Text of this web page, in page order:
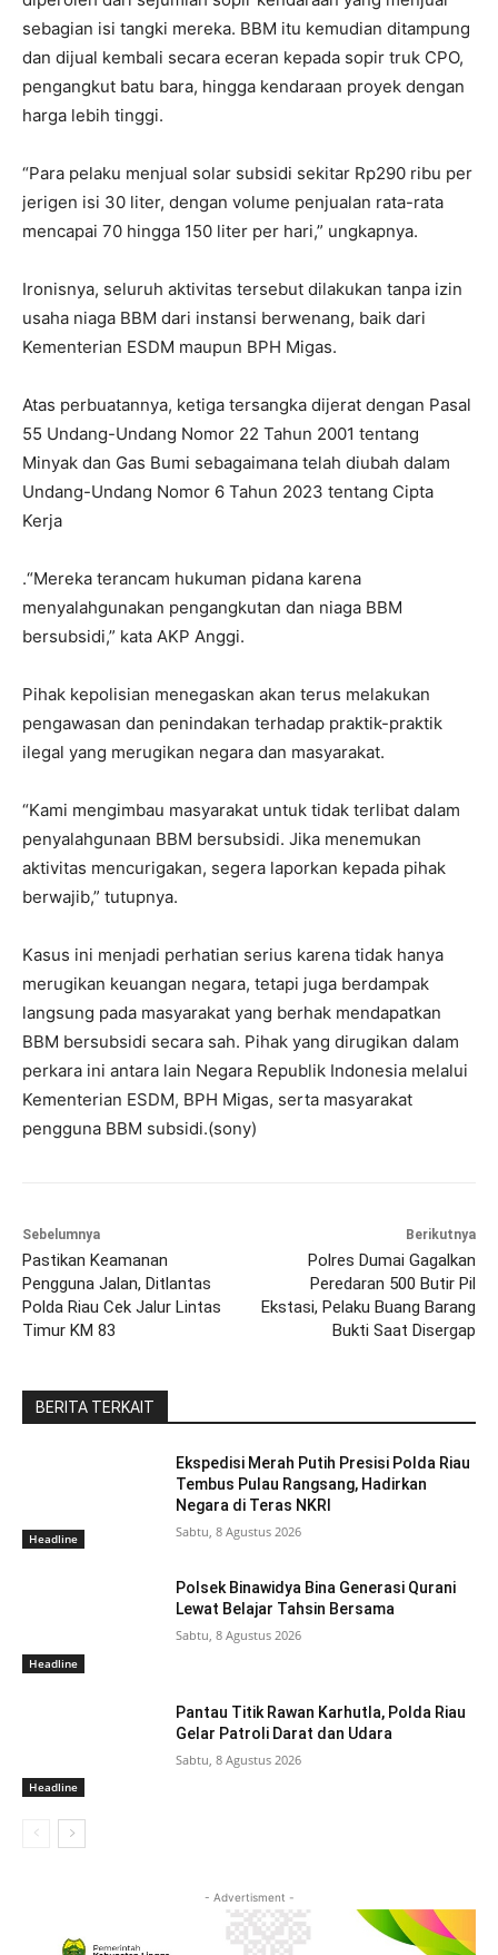
sebagian isi tangki mereka. BBM itu kemudian ditampung
dan dijual kembali secara eceran kepada sopir truk CPO,
pengangkut batu bara, hingga kendaraan proyek dengan
harga lebih tinggi.
“Para pelaku menjual solar subsidi sekitar Rp290 ribu per
jerigen isi 30 liter, dengan volume penjualan rata-rata
mencapai 70 hingga 150 liter per hari,” ungkapnya.
Ironisnya, seluruh aktivitas tersebut dilakukan tanpa izin
usaha niaga BBM dari instansi berwenang, baik dari
Kementerian ESDM maupun BPH Migas.
Atas perbuatannya, ketiga tersangka dijerat dengan Pasal
55 Undang-Undang Nomor 22 Tahun 2001 tentang
Minyak dan Gas Bumi sebagaimana telah diubah dalam
Undang-Undang Nomor 6 Tahun 2023 tentang Cipta
Kerja
.“Mereka terancam hukuman pidana karena
menyalahgunakan pengangkutan dan niaga BBM
bersubsidi,” kata AKP Anggi.
Pihak kepolisian menegaskan akan terus melakukan
pengawasan dan penindakan terhadap praktik-praktik
ilegal yang merugikan negara dan masyarakat.
“Kami mengimbau masyarakat untuk tidak terlibat dalam
penyalahgunaan BBM bersubsidi. Jika menemukan
aktivitas mencurigakan, segera laporkan kepada pihak
berwajib,” tutupnya.
Kasus ini menjadi perhatian serius karena tidak hanya
merugikan keuangan negara, tetapi juga berdampak
langsung pada masyarakat yang berhak mendapatkan
BBM bersubsidi secara sah. Pihak yang dirugikan dalam
perkara ini antara lain Negara Republik Indonesia melalui
Kementerian ESDM, BPH Migas, serta masyarakat
pengguna BBM subsidi.(sony)
Sebelumnya
Pastikan Keamanan
Pengguna Jalan, Ditlantas
Polda Riau Cek Jalur Lintas
Timur KM 83
Berikutnya
Polres Dumai Gagalkan
Peredaran 500 Butir Pil
Ekstasi, Pelaku Buang Barang
Bukti Saat Disergap
BERITA TERKAIT
Headline
Ekspedisi Merah Putih Presisi Polda Riau
Tembus Pulau Rangsang, Hadirkan
Negara di Teras NKRI
Sabtu, 8 Agustus 2026
Headline
Polsek Binawidya Bina Generasi Qurani
Lewat Belajar Tahsin Bersama
Sabtu, 8 Agustus 2026
Headline
Pantau Titik Rawan Karhutla, Polda Riau
Gelar Patroli Darat dan Udara
Sabtu, 8 Agustus 2026
- Advertisment -